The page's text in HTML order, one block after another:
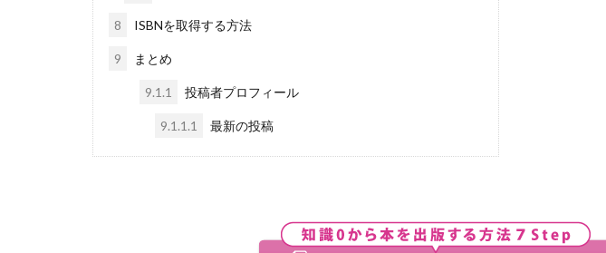
8 ISBNを取得する方法
9 まとめ
9.1.1 投稿者プロフィール
9.1.1.1 最新の投稿